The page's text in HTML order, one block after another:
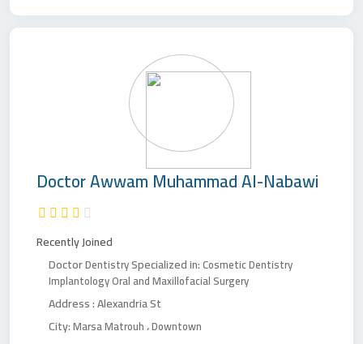
DoctorAwwam Muhammad Al-Nabawi
Recently Joined
DoctorDentistrySpecialized in:Cosmetic Dentistry
ImplantologyOral and Maxillofacial Surgery
Address :Alexandria St
City:Marsa Matrouh،Downtown